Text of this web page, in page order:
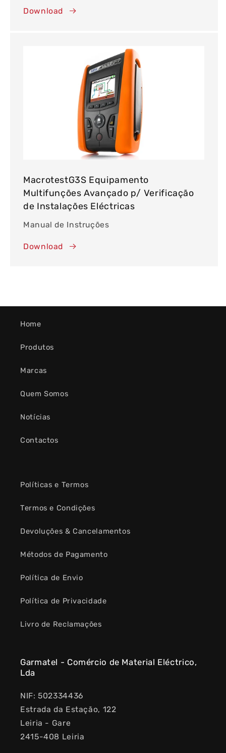
Download
MacrotestG3S Equipamento
Multifunções Avançado p/ Verificação
de Instalações Eléctricas
Manual de Instruções
Download
Home
Produtos
Marcas
Quem Somos
Notícias
Contactos
Políticas e Termos
Termos e Condições
Devoluções & Cancelamentos
Métodos de Pagamento
Política de Envio
Política de Privacidade
Livro de Reclamações
Garmatel - Comércio de Material Eléctrico,
Lda
NIF: 502334436
Estrada da Estação, 122
Leiria - Gare
2415-408 Leiria